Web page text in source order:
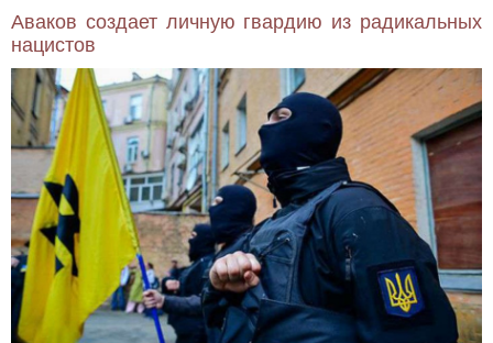
Аваков создает личную гвардию из радикальных
нацистов